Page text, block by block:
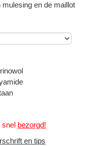
en de maillot
snel bezorgd!
en tips